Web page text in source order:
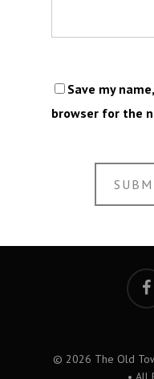
Save my
browser for the
© 2026 The Old